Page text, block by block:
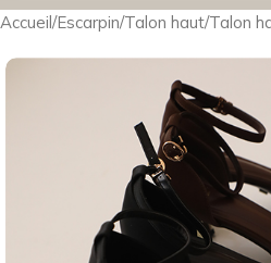
Accueil/Escarpin/Talon haut/Talon